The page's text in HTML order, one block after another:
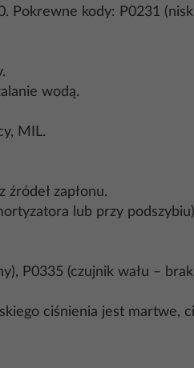
Pokrewne kody: P0231
wodą.
MIL.
zapłonu.
lub przy
P0335 (czujnik wału –
ciśnienia jest martwe,